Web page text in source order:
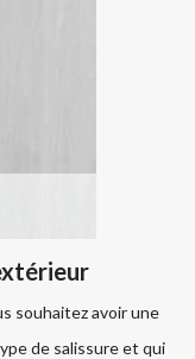
souhaitez avoir une
de salissure et qui